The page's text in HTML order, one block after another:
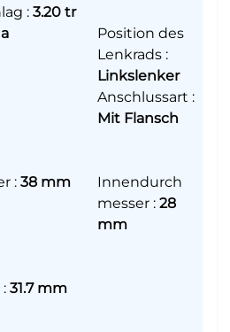
: 3.20 tr
Position des
Lenkrads :
Linkslenker
Anschlussart :
Mit Flansch
: 38 mm
Innendurch
messer : 28
mm
: 31.7 mm